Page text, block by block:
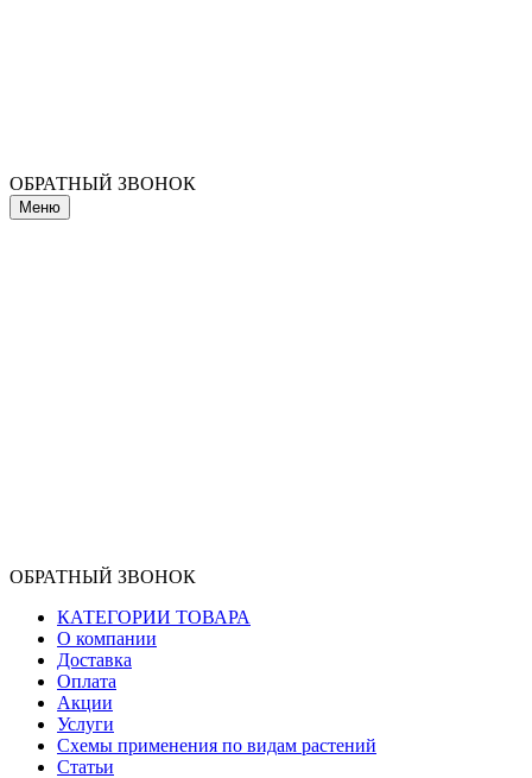
ОБРАТНЫЙ ЗВОНОК
Меню
ОБРАТНЫЙ ЗВОНОК
КАТЕГОРИИ ТОВАРА
О компании
Доставка
Оплата
Акции
Услуги
Схемы применения по видам растений
Статьи